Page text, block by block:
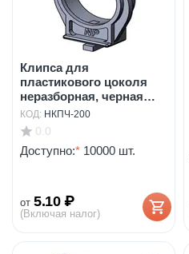
Клипса для
пластикового цоколя
неразборная, черная
арт.НК...
КОД: НКПЧ-200
0.0
Доступно:* 10000 шт.
от 5.10 ₽
(Включая налог)